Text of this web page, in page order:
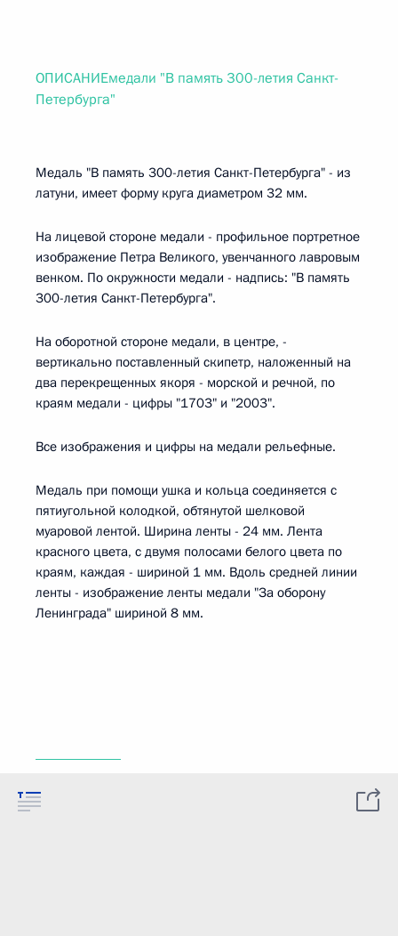
ОПИСАНИЕмедали "В память 300-летия Санкт-
Петербурга"
Медаль "В память 300-летия Санкт-Петербурга" - из
латуни, имеет форму круга диаметром 32 мм.
На лицевой стороне медали - профильное портретное
изображение Петра Великого, увенчанного лавровым
венком. По окружности медали - надпись: "В память
300-летия Санкт-Петербурга".
На оборотной стороне медали, в центре, -
вертикально поставленный скипетр, наложенный на
два перекрещенных якоря - морской и речной, по
краям медали - цифры "1703" и "2003".
Все изображения и цифры на медали рельефные.
Медаль при помощи ушка и кольца соединяется с
пятиугольной колодкой, обтянутой шелковой
муаровой лентой. Ширина ленты - 24 мм. Лента
красного цвета, с двумя полосами белого цвета по
краям, каждая - шириной 1 мм. Вдоль средней линии
ленты - изображение ленты медали "За оборону
Ленинграда" шириной 8 мм.